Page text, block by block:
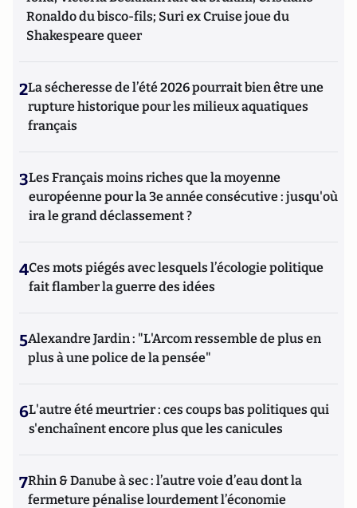
Ronaldo du bisco-fils; Suri ex Cruise joue du
Shakespeare queer
2La sécheresse de l’été 2026 pourrait bien être une
rupture historique pour les milieux aquatiques
français
3Les Français moins riches que la moyenne
européenne pour la 3e année consécutive : jusqu'où
ira le grand déclassement ?
4Ces mots piégés avec lesquels l’écologie politique
fait flamber la guerre des idées
5Alexandre Jardin : "L'Arcom ressemble de plus en
plus à une police de la pensée"
6L'autre été meurtrier : ces coups bas politiques qui
s'enchaînent encore plus que les canicules
7Rhin & Danube à sec : l’autre voie d’eau dont la
fermeture pénalise lourdement l’économie